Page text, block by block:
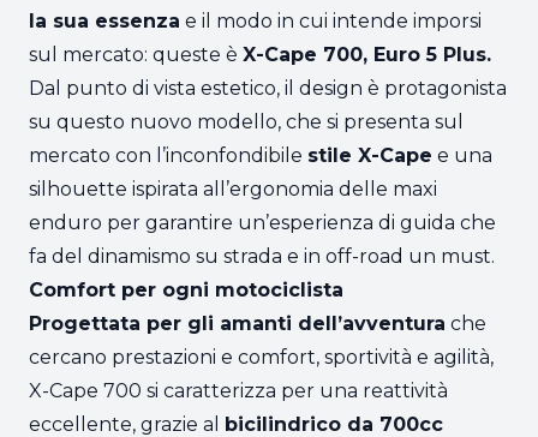
la sua essenza e il modo in cui intende imporsi
sul mercato: queste è X-Cape 700, Euro 5 Plus.
Dal punto di vista estetico, il design è protagonista
su questo nuovo modello, che si presenta sul
mercato con l’inconfondibile stile X-Cape e una
silhouette ispirata all’ergonomia delle maxi
enduro per garantire un’esperienza di guida che
fa del dinamismo su strada e in off-road un must.
Comfort per ogni motociclista
Progettata per gli amanti dell’avventura che
cercano prestazioni e comfort, sportività e agilità,
X-Cape 700 si caratterizza per una reattività
eccellente, grazie al bicilindrico da 700cc